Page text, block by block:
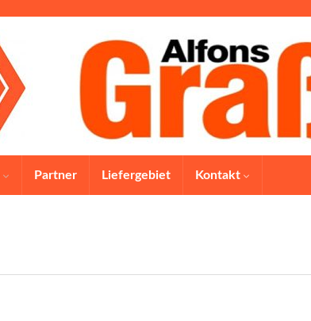
Partner Liefergebiet Kontakt